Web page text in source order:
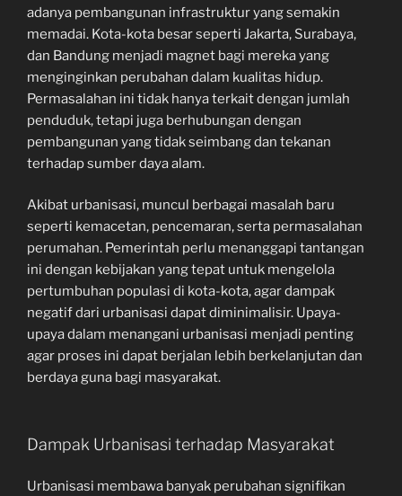
adanya pembangunan infrastruktur yang semakin
memadai. Kota-kota besar seperti Jakarta, Surabaya,
dan Bandung menjadi magnet bagi mereka yang
menginginkan perubahan dalam kualitas hidup.
Permasalahan ini tidak hanya terkait dengan jumlah
penduduk, tetapi juga berhubungan dengan
pembangunan yang tidak seimbang dan tekanan
terhadap sumber daya alam.
Akibat urbanisasi, muncul berbagai masalah baru
seperti kemacetan, pencemaran, serta permasalahan
perumahan. Pemerintah perlu menanggapi tantangan
ini dengan kebijakan yang tepat untuk mengelola
pertumbuhan populasi di kota-kota, agar dampak
negatif dari urbanisasi dapat diminimalisir. Upaya-
upaya dalam menangani urbanisasi menjadi penting
agar proses ini dapat berjalan lebih berkelanjutan dan
berdaya guna bagi masyarakat.
Dampak Urbanisasi terhadap Masyarakat
Urbanisasi membawa banyak perubahan signifikan